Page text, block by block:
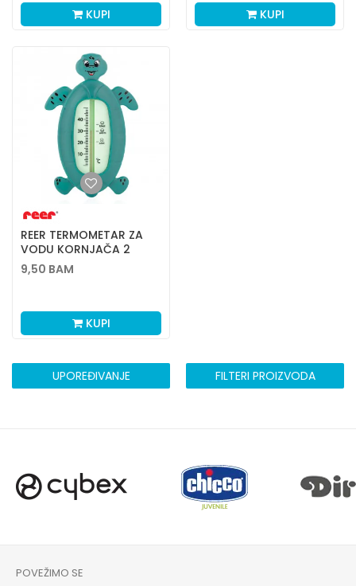
KUPI KUPI
REER TERMOMETAR ZA
VODU KORNJAČA 2
9,50 BAM
KUPI
UPOREĐIVANJE FILTERI PROIZVODA
POVEŽIMO SE